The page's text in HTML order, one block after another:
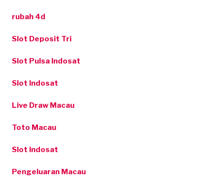
rubah 4d
Slot Deposit Tri
Slot Pulsa Indosat
Slot Indosat
Live Draw Macau
Toto Macau
Slot Indosat
Pengeluaran Macau